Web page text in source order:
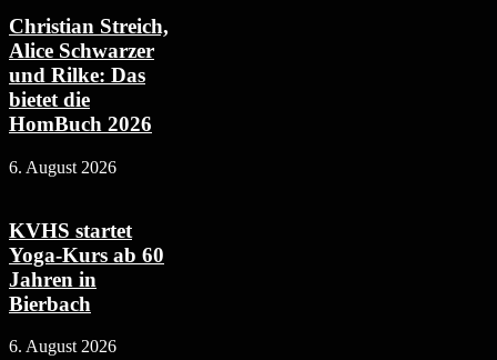
Christian Streich,
Alice Schwarzer
und Rilke: Das
bietet die
HomBuch 2026
6. August 2026
KVHS startet
Yoga-Kurs ab 60
Jahren in
Bierbach
6. August 2026